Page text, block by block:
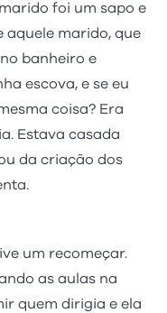
foi um sapo e
aquele marido, que
banheiro e
escova, e se eu
coisa? Era
Estava casada
da criação dos
um recomeçar.
as aulas na
quem dirigia e ela